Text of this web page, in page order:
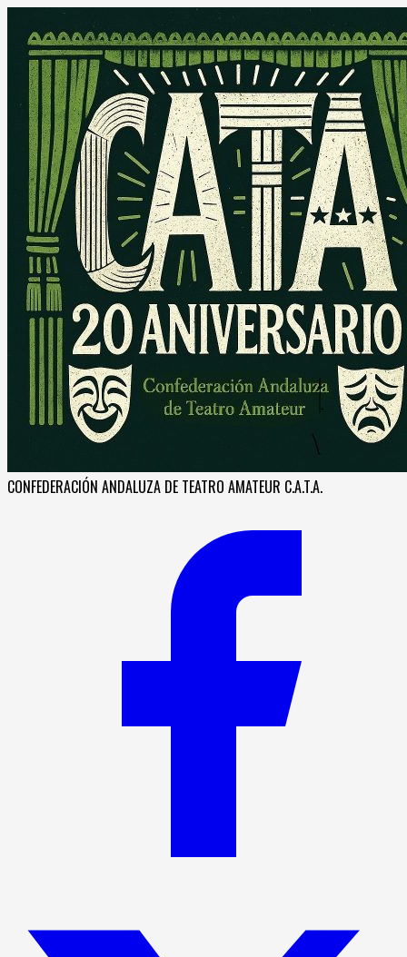
CONFEDERACIÓN ANDALUZA DE TEATRO AMATEUR C.A.T.A.